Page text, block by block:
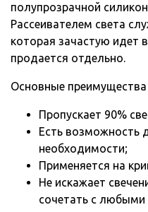
полупрозрачной
Рассеивателем света
которая зачастую идет
продается отдельно.
Основные преимущества
Пропускает 90%
Есть возможность
необходимости;
Применяется на
Не искажает
сочетать с